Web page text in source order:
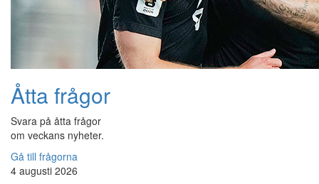
Åtta frågor
Svara på åtta frågor
om veckans nyheter.
Gå till frågorna
4 augusti 2026